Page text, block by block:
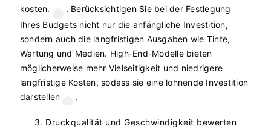
kosten.
. Berücksichtigen Sie bei der Festlegung
Ihres Budgets nicht nur die anfängliche Investition,
sondern auch die langfristigen Ausgaben wie Tinte,
Wartung und Medien. High-End-Modelle bieten
möglicherweise mehr Vielseitigkeit und niedrigere
langfristige Kosten, sodass sie eine lohnende Investition
darstellen
.
3. Druckqualität und Geschwindigkeit bewerten